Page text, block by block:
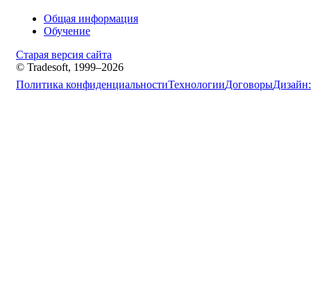
Общая информация
Обучение
Старая версия сайта
© Tradesoft, 1999–2026
Политика конфиденциальностиТехнологииДоговорыДизайн: